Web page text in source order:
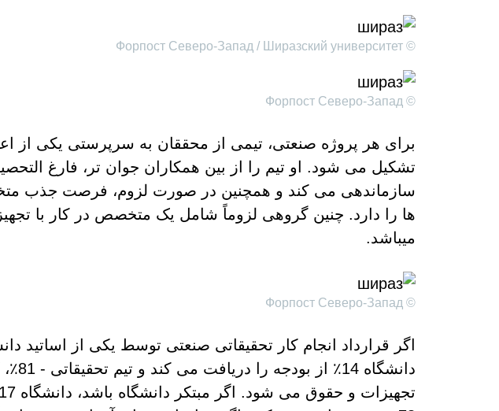
© Форпост Северо-Запад / Ширазский университет
© Форпост Северо-Запад
برای هر پروژه صنعتی، تیمی از محققان به سرپرستی یکی
تشکیل می شود. او تیم را از بین همکاران جوان تر، فارغ
سازماندهی می کند و همچنین در صورت لزوم، فرصت جذب
ها را دارد. چنین گروهی لزوماً شامل یک متخصص در کار با
میباشد.
© Форпост Северо-Запад
اگر قرارداد انجام کار تحقیقاتی صنعتی توسط یکی از اساتید